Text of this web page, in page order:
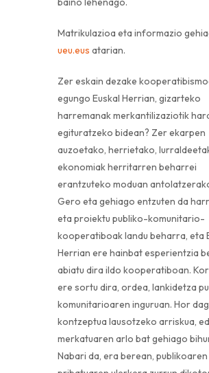
Matrikulazioa eta informazio
ueu.eus atarian.
Zer eskain dezake
egungo Euskal Herrian, gizarteko
harremanak merkantilizaziotik
egituratzeko bidean? Zer ekarpen
auzoetako, herrietako,
ekonomiak herritarren beharrei
erantzuteko moduan
Gero eta gehiago entzuten da
eta proiektu publiko-komunitario-
kooperatiboak landu beharra, eta
Herrian ere hainbat esperientzia
abiatu dira ildo kooperatiboan.
ere sortu dira, ordea, lankidetza
komunitarioaren inguruan. Hor
kontzeptua lausotzeko arriskua,
merkatuaren arlo bat gehiago
Nabari da, era berean,